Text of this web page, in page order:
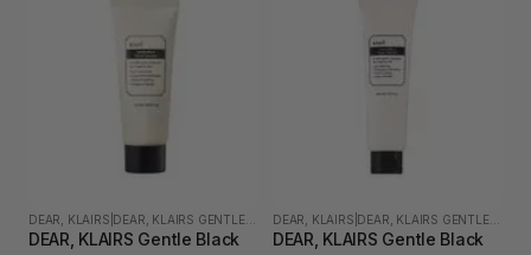
DEAR, KLAIRS
DEAR, KLAIRS Gentle Black
DEAR, KLAIRS
DEAR, KLAIRS Gentle Black